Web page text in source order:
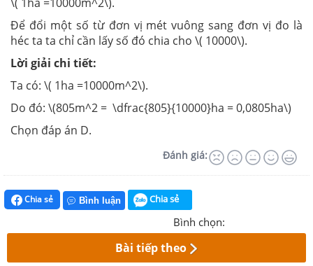
Để đổi một số từ đơn vị mét vuông sang đơn vị đo là
héc ta ta chỉ cần lấy số đó chia cho \( 10000\).
Lời giải chi tiết:
Ta có: \( 1ha =10000m^2\).
Do đó: \(805m^2 = \dfrac{805}{10000}ha = 0,0805ha\)
Chọn đáp án D.
Đánh giá:
Chia sẻ Bình luận Chia sẻ
Bình chọn:
Bài tiếp theo